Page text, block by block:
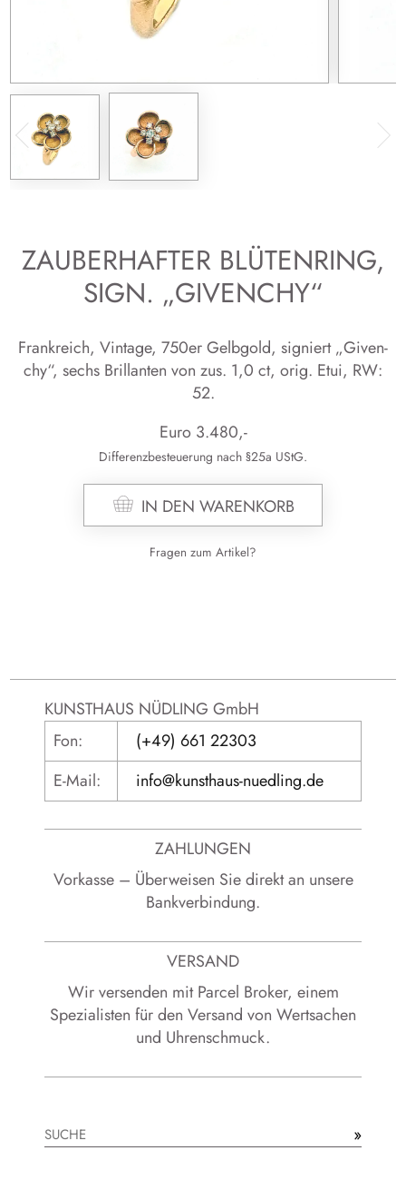
ZAUBERHAFTER BLÜTENRING,
SIGN. „GIVENCHY“
Frank­reich, Vin­ta­ge, 750er Gelb­gold, si­gniert „Gi­ven­
chy“, sechs Bril­lan­ten von zus. 1,0 ct, orig. Etui, RW:
52.
Euro 3.480,-
Differenzbesteuerung nach §25a UStG.
IN DEN WARENKORB
Fragen zum Artikel?
KUNSTHAUS NÜDLING GmbH
Fon:
(+49) 661 22303
E-Mail:
info@kunsthaus-nuedling.de
ZAHLUNGEN
Vorkasse – Überweisen Sie direkt an unsere
Bankverbindung.
VERSAND
Wir versenden mit Parcel Broker, einem
Spezialisten für den Versand von Wertsachen
und Uhrenschmuck.
Suchen »